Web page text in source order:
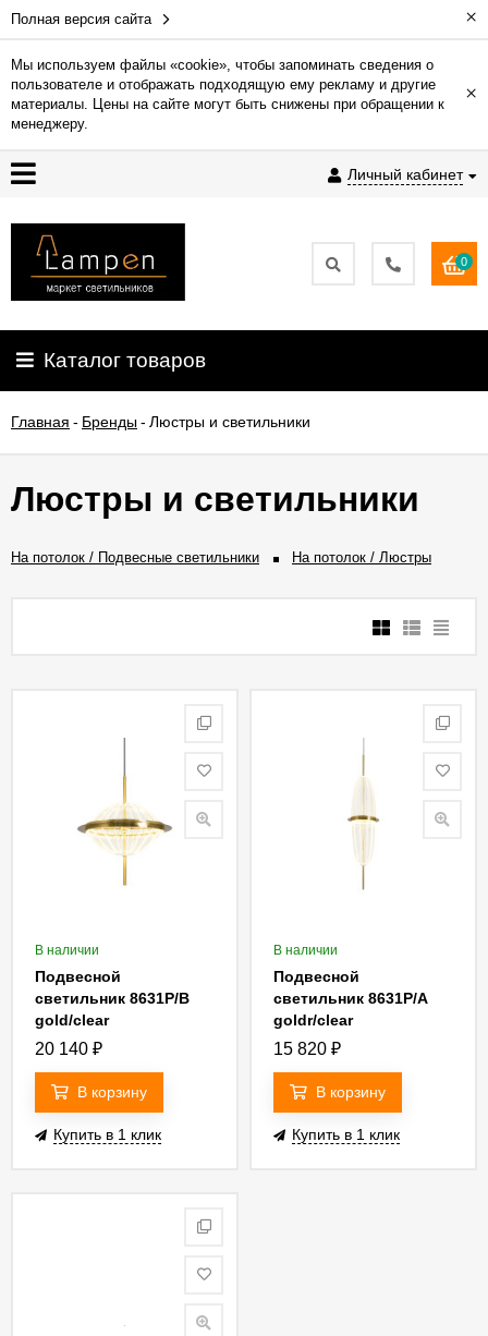
Полная версия сайта ×
Мы используем файлы «cookie», чтобы запоминать сведения о
пользователе и отображать подходящую ему рекламу и другие
материалы. Цены на сайте могут быть снижены при обращении к
менеджеру.
×
Личный кабинет
Гарантия
Доставка
и
Контакты
освещения
О
0
Каталог товаров
Главная - Бренды- Люстры и светильники
Люстры и светильники
На потолок / Подвесные светильники На потолок / Люстры
В наличии
Подвесной
светильник 8631P/B
gold/clear
20 140 ₽
В корзину
Купить в 1 клик
В наличии
Подвесной
светильник 8631P/A
goldr/clear
15 820 ₽
В корзину
Купить в 1 клик